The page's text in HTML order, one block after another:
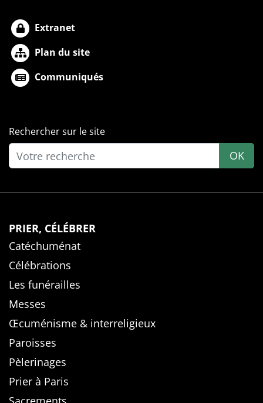
Extranet
Plan du site
Communiqués
Rechercher sur le site
OK
PRIER, CÉLÉBRER
Catéchuménat
Célébrations
Les funérailles
Messes
Œcuménisme & interreligieux
Paroisses
Pèlerinages
Prier à Paris